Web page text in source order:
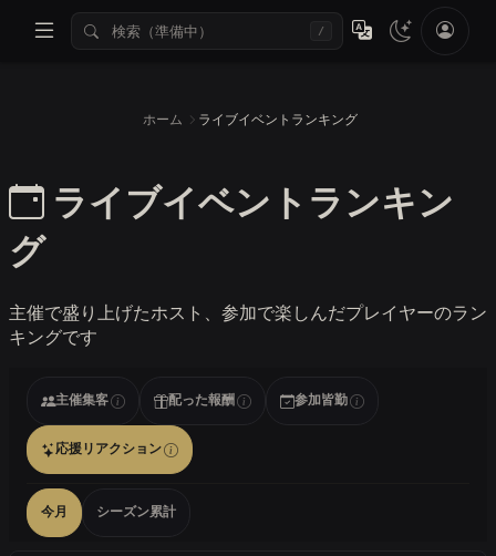
/
ホーム ライブイベントランキング
ライブイベントランキン
グ
主催で盛り上げたホスト、参加で楽しんだプレイヤーのラン
キングです
主催集客 配った報酬 参加皆勤
応援リアクション
今月 シーズン累計